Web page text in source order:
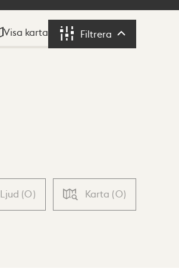
Visa karta Filtrera Filtrera
Ljud (0) Karta (0)